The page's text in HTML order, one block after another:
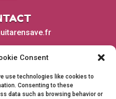
Consent
use technologies like cookies to
Consenting to these
data such as browsing behavior or